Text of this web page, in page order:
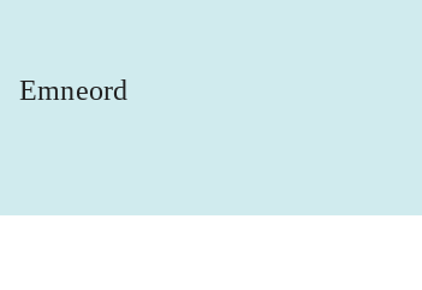
Emneord